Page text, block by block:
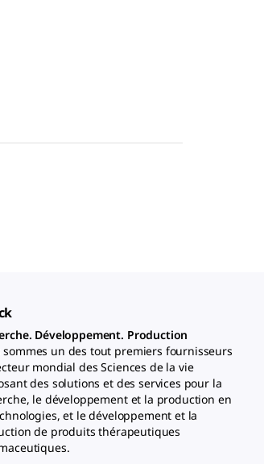
Développement. Production
sommes un des tout premiers fournisseurs
mondial des Sciences de la vie
des solutions et des services pour la
le développement et la production en
et le développement et la
de produits thérapeutiques